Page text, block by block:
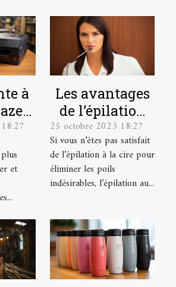
à
:
et
Les avantages
de l’épilation
au laser et
comment se
préparer pour ?
25 octobre 2023 18:27
Si vous n’êtes pas satisfait
de l’épilation à la cire pour
éliminer les poils
indésirables, l’épilation au...